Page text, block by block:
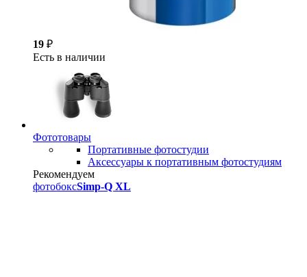
19 ₽
Есть в наличии
Фототовары
Портативные фотостудии
Аксессуары к портативным фотостудиям
Рекомендуем
фотобоксSimp-Q XL